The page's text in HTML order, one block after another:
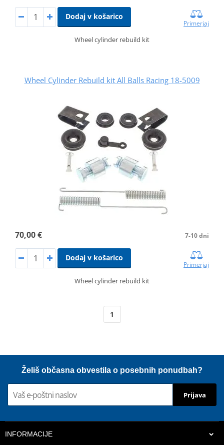
Dodaj v košarico
Primerjaj
Wheel cylinder rebuild kit
Wheel Cylinder Rebuild kit All Balls Racing 18-5009
70,00 € 7-10 dni
Dodaj v košarico
Primerjaj
Wheel cylinder rebuild kit
1
Želiš občasna obvestila o posebnih ponudbah?
Prijava
INFORMACIJE